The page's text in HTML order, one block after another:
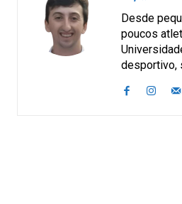
Desde
poucos
desportivo,